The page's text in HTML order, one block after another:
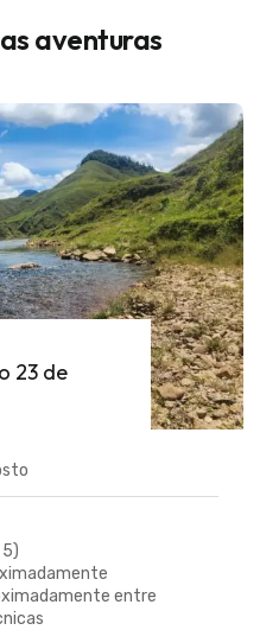
aventuras
23 de
5)
entre